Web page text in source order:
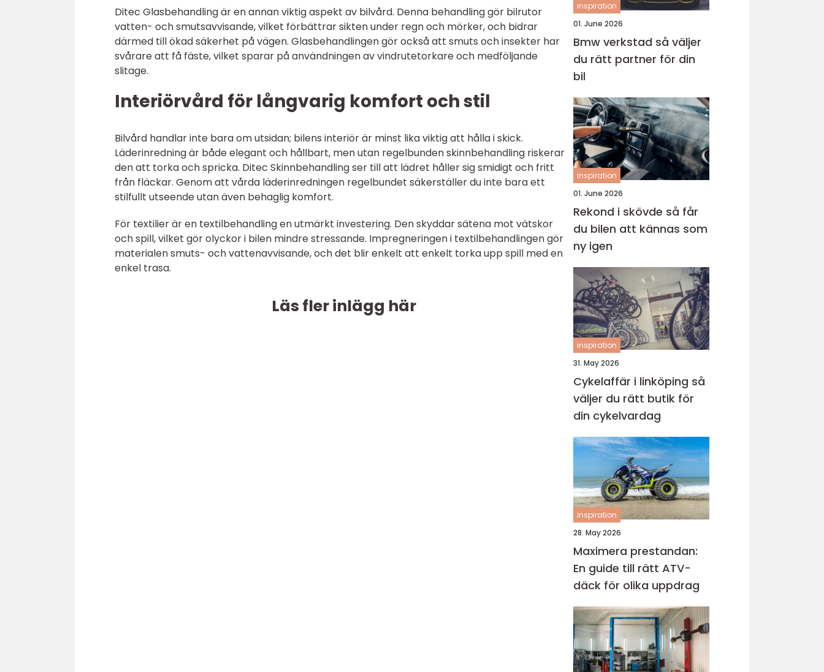
Ditec Glasbehandling är en annan viktig aspekt av bilvård. Denna behandling gör bilrutor
vatten- och smutsavvisande, vilket förbättrar sikten under regn och mörker, och bidrar
därmed till ökad säkerhet på vägen. Glasbehandlingen gör också att smuts och insekter har
svårare att få fäste, vilket sparar på användningen av vindrutetorkare och medföljande
slitage.
Interiörvård för långvarig komfort och stil
Bilvård handlar inte bara om utsidan; bilens interiör är minst lika viktig att hålla i skick.
Läderinredning är både elegant och hållbart, men utan regelbunden skinnbehandling riskerar
den att torka och spricka. Ditec Skinnbehandling ser till att lädret håller sig smidigt och fritt
från fläckar. Genom att vårda läderinredningen regelbundet säkerställer du inte bara ett
stilfullt utseende utan även behaglig komfort.
För textilier är en textilbehandling en utmärkt investering. Den skyddar sätena mot vätskor
och spill, vilket gör olyckor i bilen mindre stressande. Impregneringen i textilbehandlingen gör
materialen smuts- och vattenavvisande, och det blir enkelt att enkelt torka upp spill med en
enkel trasa.
Läs fler inlägg här
inspiration
01. June 2026
Bmw verkstad så väljer
du rätt partner för din
bil
inspiration
01. June 2026
Rekond i skövde så får
du bilen att kännas som
ny igen
inspiration
31. May 2026
Cykelaffär i linköping så
väljer du rätt butik för
din cykelvardag
inspiration
28. May 2026
Maximera prestandan:
En guide till rätt ATV-
däck för olika uppdrag